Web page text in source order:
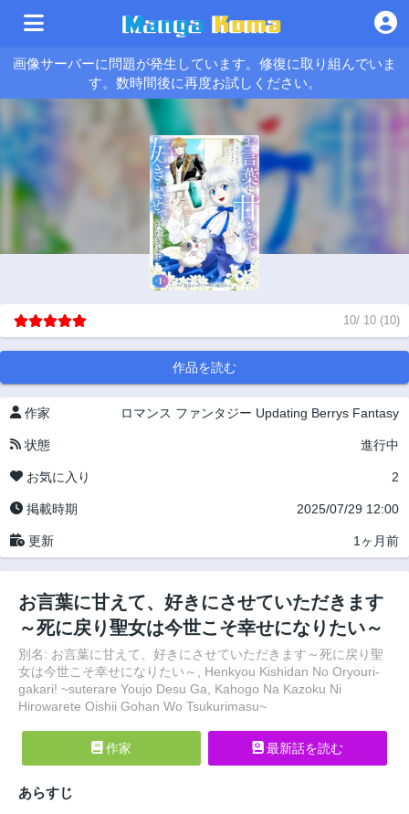
画像サーバーに問題が発生しています。修復に取り組んでいま
す。数時間後に再度お試しください。
10/ 10 (10)
作品を読む
作家 ロマンス ファンタジー Updating Berrys Fantasy
状態 進行中
お気に入り 2
掲載時期 2025/07/29 12:00
更新 1ヶ月前
お言葉に甘えて、好きにさせていただきます
～死に戻り聖女は今世こそ幸せになりたい～
別名: お言葉に甘えて、好きにさせていただきます～死に戻り聖
女は今世こそ幸せになりたい～, Henkyou Kishidan No Oryouri-
gakari! ~suterare Youjo Desu Ga, Kahogo Na Kazoku Ni
Hirowarete Oishii Gohan Wo Tsukurimasu~
作家 最新話を読む
あらすじ